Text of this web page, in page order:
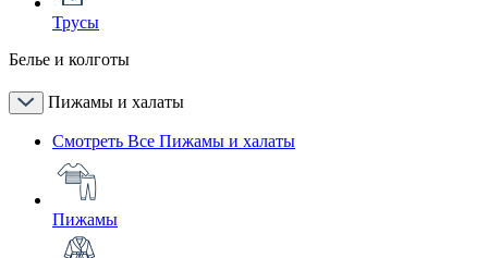
Трусы
Белье и колготы
Пижамы и халаты
Смотреть Все Пижамы и халаты
Пижамы